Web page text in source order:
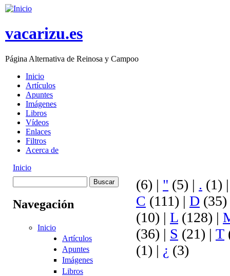
Skip to main content
vacarizu.es
Página Alternativa de Reinosa y Campoo
Main menu
Inicio
Artículos
Apuntes
Imágenes
Libros
Vídeos
Enlaces
Filtros
Acerca de
You are here
Inicio
búsqueda
Navegación
Inicio
Artículos
Apuntes
Imágenes
Libros
(6) | " (5) | . (1)
C (111) | D (35)
(10) | L (128) |
(36) | S (21) | T
(1) | ¿ (3)